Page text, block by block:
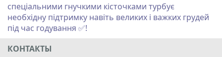
спеціальними гнучкими кісточками турбує
необхідну підтримку навіть великих і важких грудей
під час годування ✅!
КОНТАКТЫ